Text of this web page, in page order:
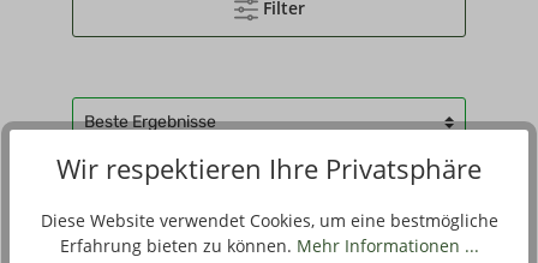
Filter
Wir respektieren Ihre Privatsphäre
Diese Website verwendet Cookies, um eine bestmögliche
Erfahrung bieten zu können. Mehr Informationen ...